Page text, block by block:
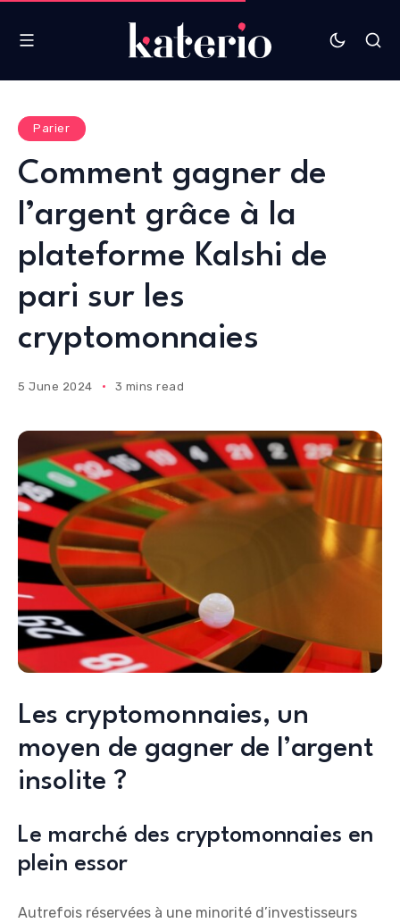
Parier
Comment gagner de
l’argent grâce à la
plateforme Kalshi de
pari sur les
cryptomonnaies
5 June 2024 3 mins read
Les cryptomonnaies, un
moyen de gagner de l’argent
insolite ?
Le marché des cryptomonnaies en
plein essor
Autrefois réservées à une minorité d’investisseurs